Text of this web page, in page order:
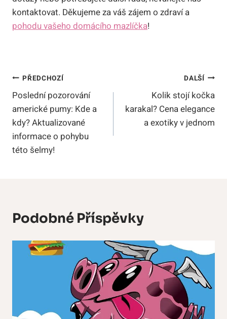
kontaktovat. ⁢Děkujeme⁣ za váš zájem o zdraví a
pohodu vašeho domácího mazlíčka!
Navigace
Pro
Příspěvek
PŘEDCHOZÍ
Poslední pozorování
americké pumy: Kde a
kdy? Aktualizované
informace o pohybu
této šelmy!
DALŠÍ
Kolik stojí kočka
karakal? Cena elegance
a exotiky v jednom
Podobné Příspěvky